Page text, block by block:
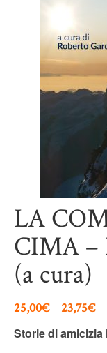
LA
CIMA –
(a cura)
25,00€ 23,75€
Storie di